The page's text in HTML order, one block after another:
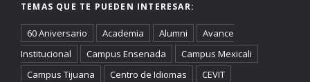
TEMAS QUE TE PUEDEN INTERESAR:
60 Aniversario Academia Alumni
Avance
Institucional
Campus Ensenada
Campus Mexicali
Campus Tijuana
Centro de Idiomas
CEVIT